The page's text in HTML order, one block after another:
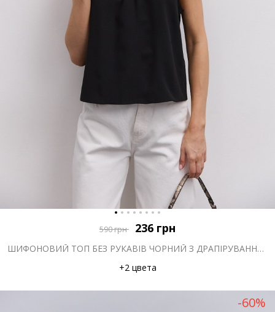
590грн 236 грн
ШИФОНОВИЙ ТОП БЕЗ РУКАВІВ ЧОРНИЙ З ДРАПІРУВАННЯМ НА КОМІРІ
+2 цвета
-60%